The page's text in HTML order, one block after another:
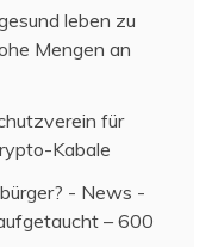
leben zu
Mengen an
für
Kabale
- News -
– 600